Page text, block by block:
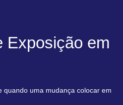
Exposição em
quando uma mudança colocar em